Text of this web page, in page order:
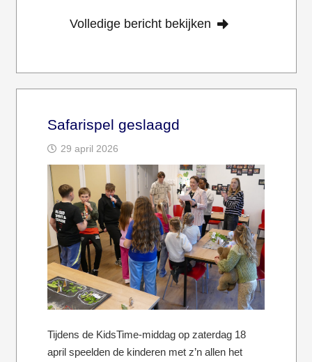
Volledige bericht bekijken
Safarispel geslaagd
29 april 2026
Tijdens de KidsTime-middag op zaterdag 18
april speelden de kinderen met z’n allen het